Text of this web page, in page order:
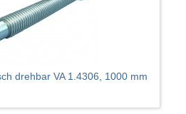
drehbar VA 1.4306, 1000 mm